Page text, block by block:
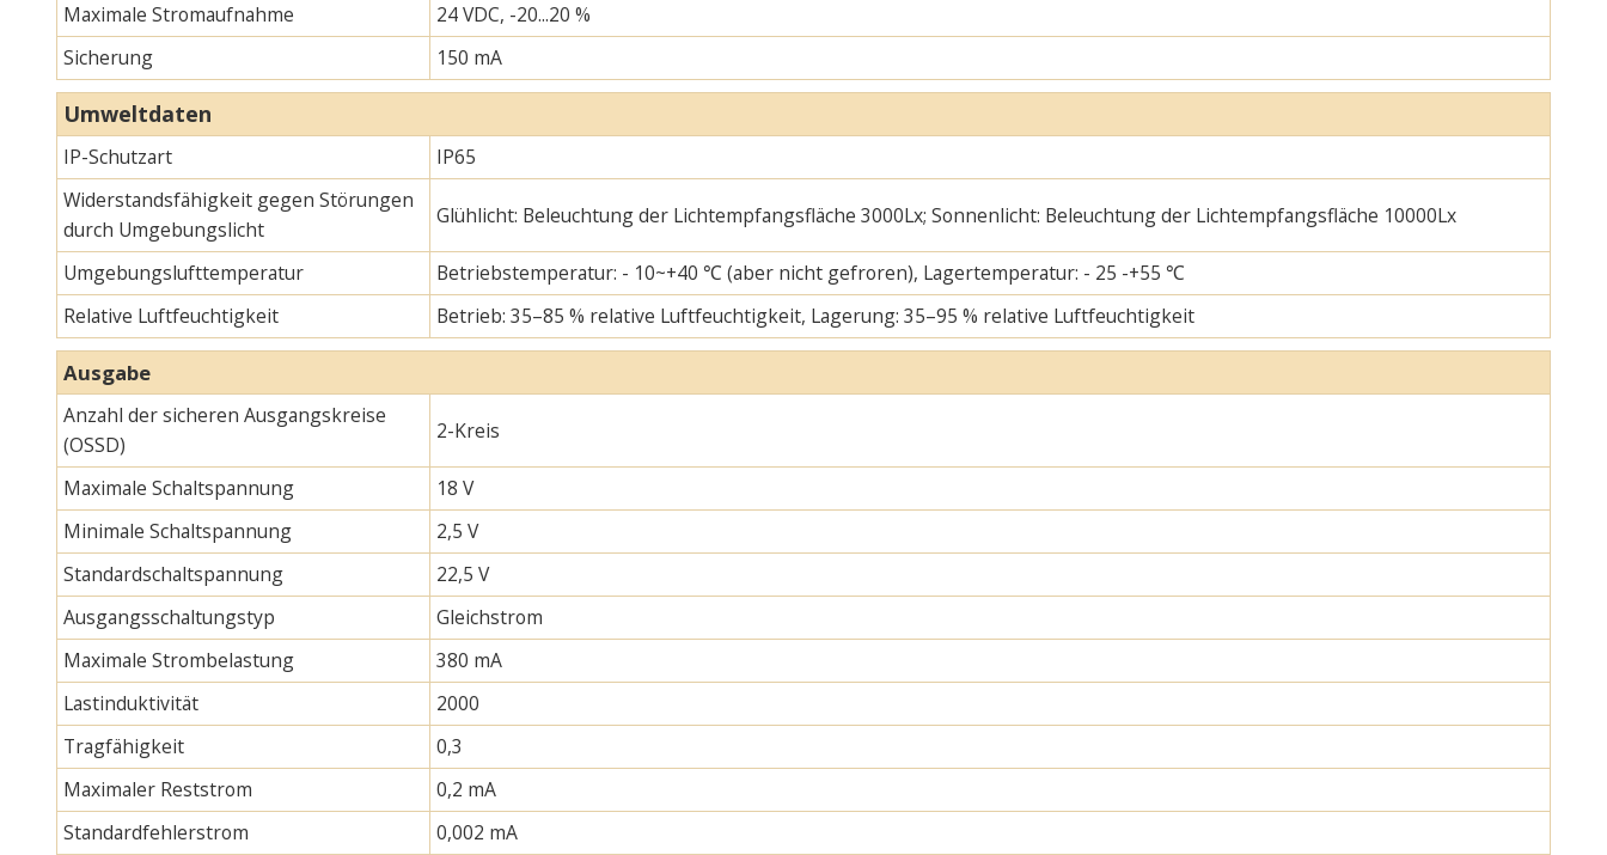
Maximale Stromaufnahme
24 VDC, -20...20 %
Sicherung
150 mA
Umweltdaten
IP-Schutzart
IP65
Widerstandsfähigkeit gegen Störungen
durch Umgebungslicht
Glühlicht: Beleuchtung der Lichtempfangsfläche 3000Lx; Sonnenlicht: Beleuchtung der Lichtempfangsfläche 10000Lx
Umgebungslufttemperatur
Betriebstemperatur: - 10~+40 ℃ (aber nicht gefroren), Lagertemperatur: - 25 -+55 ℃
Relative Luftfeuchtigkeit
Betrieb: 35–85 % relative Luftfeuchtigkeit, Lagerung: 35–95 % relative Luftfeuchtigkeit
Ausgabe
Anzahl der sicheren Ausgangskreise
(OSSD)
2-Kreis
Maximale Schaltspannung
18 V
Minimale Schaltspannung
2,5 V
Standardschaltspannung
22,5 V
Ausgangsschaltungstyp
Gleichstrom
Maximale Strombelastung
380 mA
Lastinduktivität
2000
Tragfähigkeit
0,3
Maximaler Reststrom
0,2 mA
Standardfehlerstrom
0,002 mA